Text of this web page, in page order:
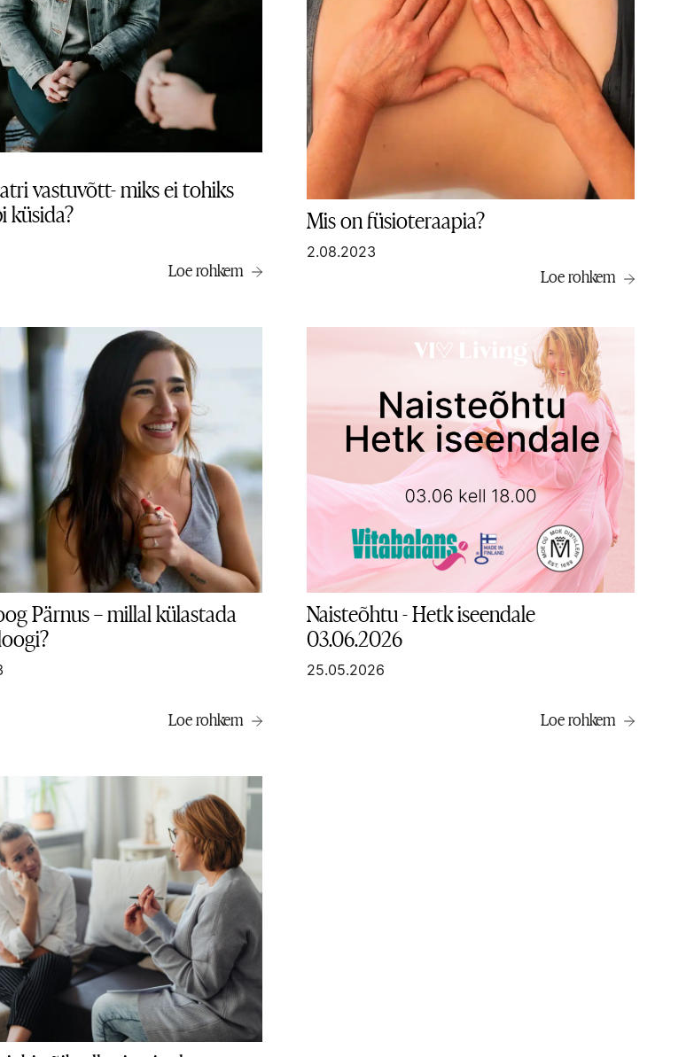
vastuvõtt- miks ei tohiks
küsida?
Loe rohkem
Mis on füsioteraapia?
2.08.2023
Loe rohkem
Pärnus – millal külastada
Loe rohkem
Naisteõhtu - Hetk iseendale
03.06.2026
25.05.2026
Loe rohkem